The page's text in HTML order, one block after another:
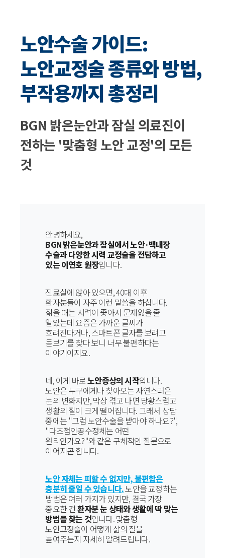
노안수술 가이드:
노안교정술 종류와 방법,
부작용까지 총정리
BGN 밝은눈안과 잠실 의료진이
전하는 '맞춤형 노안 교정'의 모든
것
안녕하세요,
BGN 밝은눈안과 잠실에서 노안·백내장
수술과 다양한 시력 교정술을 전담하고
있는 이연호 원장입니다.
진료실에 앉아 있으면, 40대 이후
환자분들이 자주 이런 말씀을 하십니다.
젊을 때는 시력이 좋아서 문제없을 줄
알았는데 요즘은 가까운 글씨가
흐려진다거나, 스마트폰 글자를 보려고
돋보기를 찾다 보니 너무 불편하다는
이야기이지요.
네, 이게 바로노안증상의 시작입니다.
노안은 누구에게나 찾아오는 자연스러운
눈의 변화지만, 막상 겪고 나면 당황스럽고
생활의 질이 크게 떨어집니다. 그래서 상담
중에는 "그럼 노안수술을 받아야 하나요?",
"다초점인공수정체는 어떤
원리인가요?"와 같은 구체적인 질문으로
이어지곤 합니다.
노안 자체는 피할 수 없지만, 불편함은
충분히 줄일 수 있습니다.노안을 교정하는
방법은 여러 가지가 있지만, 결국 가장
중요한 건환자분 눈 상태와 생활에 딱 맞는
방법을 찾는 것입니다. 맞춤형
노안교정술이 어떻게 삶의 질을
높여주는지 자세히 알려드립니다.